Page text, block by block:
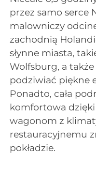
przez samo serce
malowniczy
zachodnią
słynne miasta,
Wolfsburg, a
podziwiać piękne
Ponadto, cała
komfortowa
wagonom z
restauracyjnemu
pokładzie.